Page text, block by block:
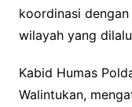
koordinasi
wilayah yang
Kabid Humas
Walintukan,